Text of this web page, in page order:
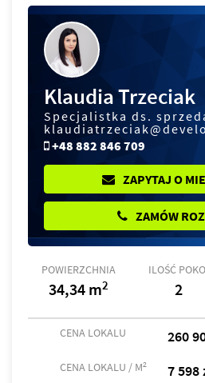
Klaudia Trzeciak
Specjalistka ds.
+48 882 846 709
ZAPYTAJ O
ZAMÓW
POWIERZCHNIA
34,34 m2
ILOŚĆ
2
CENA LOKALU 260
CENA LOKALU / M2 7 598